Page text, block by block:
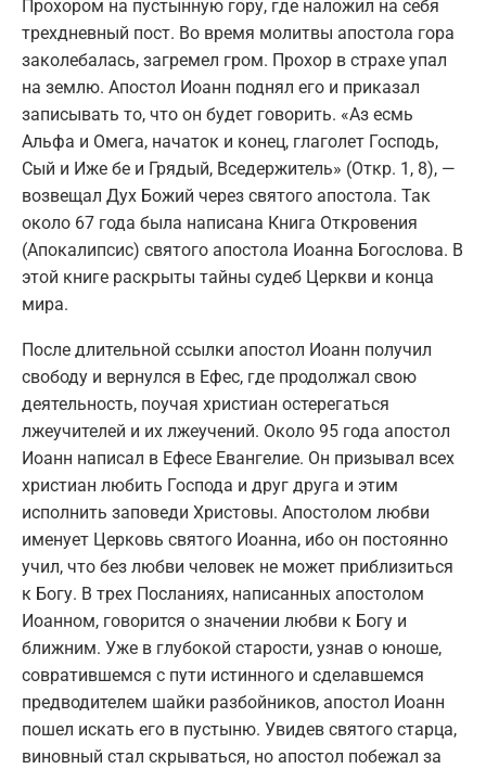
Прохором на пустынную гору, где наложил на себя
трехдневный пост. Во время молитвы апостола гора
заколебалась, загремел гром. Прохор в страхе упал
на землю. Апостол Иоанн поднял его и приказал
записывать то, что он будет говорить. «Аз есмь
Альфа и Омега, начаток и конец, глаголет Господь,
Сый и Иже бе и Грядый, Вседержитель» (Откр. 1, 8), —
возвещал Дух Божий через святого апостола. Так
около 67 года была написана Книга Откровения
(Апокалипсис) святого апостола Иоанна Богослова. В
этой книге раскрыты тайны судеб Церкви и конца
мира.
После длительной ссылки апостол Иоанн получил
свободу и вернулся в Ефес, где продолжал свою
деятельность, поучая христиан остерегаться
лжеучителей и их лжеучений. Около 95 года апостол
Иоанн написал в Ефесе Евангелие. Он призывал всех
христиан любить Господа и друг друга и этим
исполнить заповеди Христовы. Апостолом любви
именует Церковь святого Иоанна, ибо он постоянно
учил, что без любви человек не может приблизиться
к Богу. В трех Посланиях, написанных апостолом
Иоанном, говорится о значении любви к Богу и
ближним. Уже в глубокой старости, узнав о юноше,
совратившемся с пути истинного и сделавшемся
предводителем шайки разбойников, апостол Иоанн
пошел искать его в пустыню. Увидев святого старца,
виновный стал скрываться, но апостол побежал за